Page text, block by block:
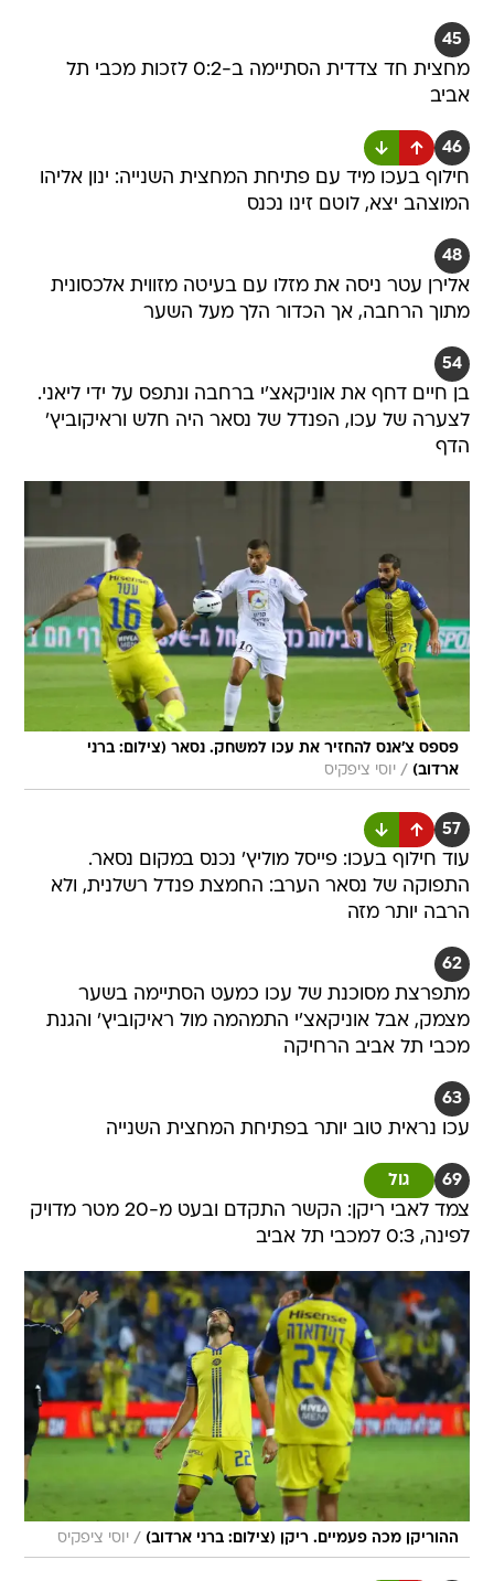
45
מחצית חד צדדית הסתיימה ב-0:2 לזכות מכבי תל
אביב
46
חילוף בעכו מיד עם פתיחת המחצית השנייה: ינון אליהו
המוצהב יצא, לוטם זינו נכנס
48
אלירן עטר ניסה את מזלו עם בעיטה מזווית אלכסונית
מתוך הרחבה, אך הכדור הלך מעל השער
54
בן חיים דחף את אוניקאצ'י ברחבה ונתפס על ידי ליאני.
לצערה של עכו, הפנדל של נסאר היה חלש וראיקוביץ'
הדף
פספס צ'אנס להחזיר את עכו למשחק. נסאר (צילום: ברני
ארדוב) / יוסי ציפקיס
57
עוד חילוף בעכו: פייסל מוליץ' נכנס במקום נסאר.
התפוקה של נסאר הערב: החמצת פנדל רשלנית, ולא
הרבה יותר מזה
62
מתפרצת מסוכנת של עכו כמעט הסתיימה בשער
מצמק, אבל אוניקאצ'י התמהמה מול ראיקוביץ' והגנת
מכבי תל אביב הרחיקה
63
עכו נראית טוב יותר בפתיחת המחצית השנייה
69 גול
צמד לאבי ריקן: הקשר התקדם ובעט מ-20 מטר מדויק
לפינה, 0:3 למכבי תל אביב
ההוריקן מכה פעמיים. ריקן (צילום: ברני ארדוב) / יוסי ציפקיס